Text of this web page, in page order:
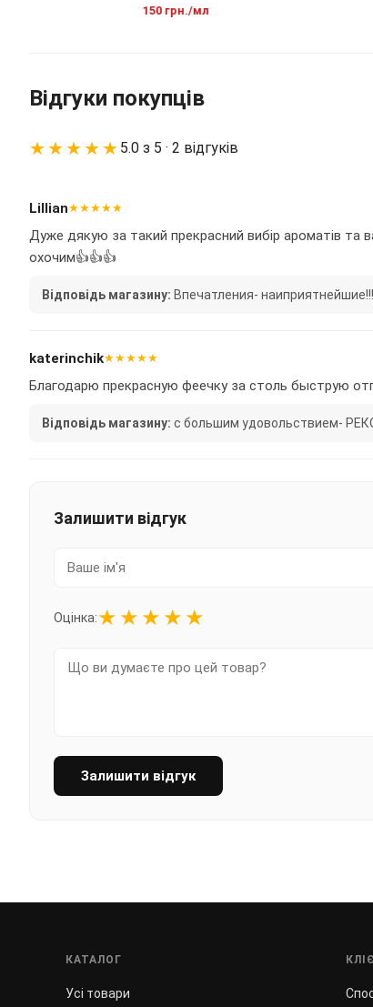
150 грн./мл
Відгуки покупців
★★★★★ 5.0 з 5 · 2 відгуків
Lillian★★★★★
Дуже дякую за такий прекрасний вибір ароматів та
охочим👍👍👍
Відповідь магазину: Впечатления-
katerinchik★★★★★
Благодарю прекрасную феечку за столь быструю
Відповідь магазину: с большим удовольствием-
Залишити відгук
Оцінка:★ ★ ★ ★ ★
Залишити відгук
КАТАЛОГ
Усі товари